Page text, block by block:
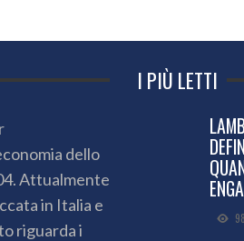
dello
Attualmente
in Italia e
riguarda i
I PIÙ LETTI